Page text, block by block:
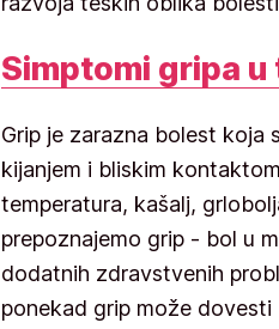
Simptomi gripa
Grip je zarazna bolest koja
kijanjem i bliskim
temperatura, kašalj,
prepoznajemo grip - bol u
dodatnih zdravstvenih
ponekad grip može